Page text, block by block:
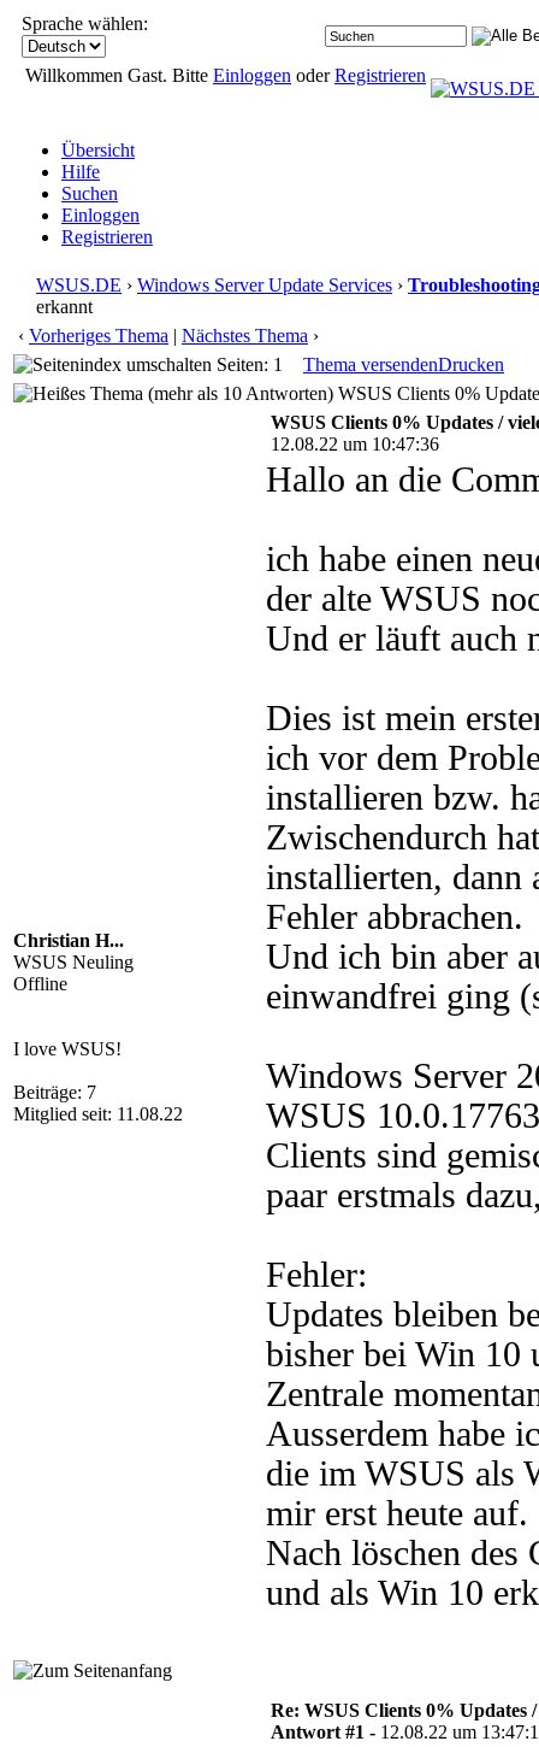
Sprache wählen:
Willkommen Gast. Bitte Einloggen oderRegistrieren
Übersicht
Hilfe
Suchen
Einloggen
Registrieren
WSUS.DE › Windows Server Update Services ›
erkannt
‹ Vorheriges Thema | Nächstes Thema ›
Seiten: 1
Thema versendenDrucken
WSUS Clients 0%
Christian H...
WSUS Neuling
Offline
I love WSUS!
Beiträge: 7
Mitglied seit: 11.08.22
WSUS Clients 0% Updates /
12.08.22 um 10:47:36
Hallo an die
ich habe einen
der alte WSUS
Und er läuft auch
Dies ist mein
ich vor dem
installieren bzw.
Zwischendurch
installierten, dann
Fehler abbrachen.
Und ich bin aber
einwandfrei ging
Windows Server
WSUS
Clients sind
paar erstmals
Fehler:
Updates bleiben
bisher bei Win 10
Zentrale
Ausserdem habe
die im WSUS als
mir erst heute auf.
Nach löschen des
und als Win 10
Re: WSUS Clients 0% Updates
Antwort #1 - 12.08.22 um